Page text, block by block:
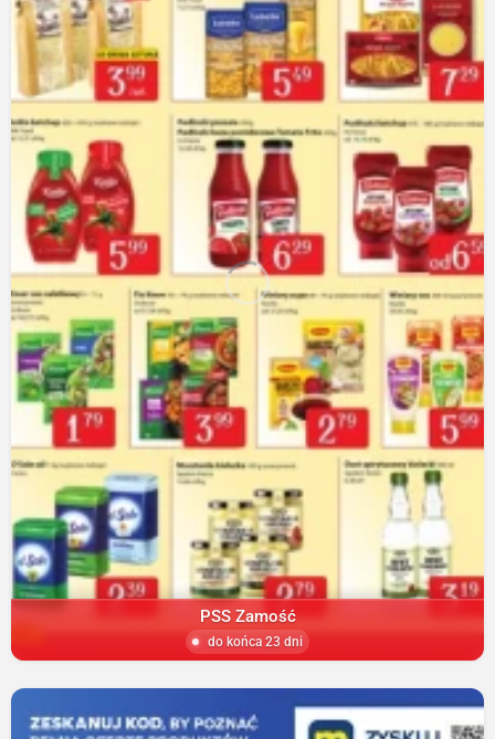
PSS Zamość
do końca 23 dni